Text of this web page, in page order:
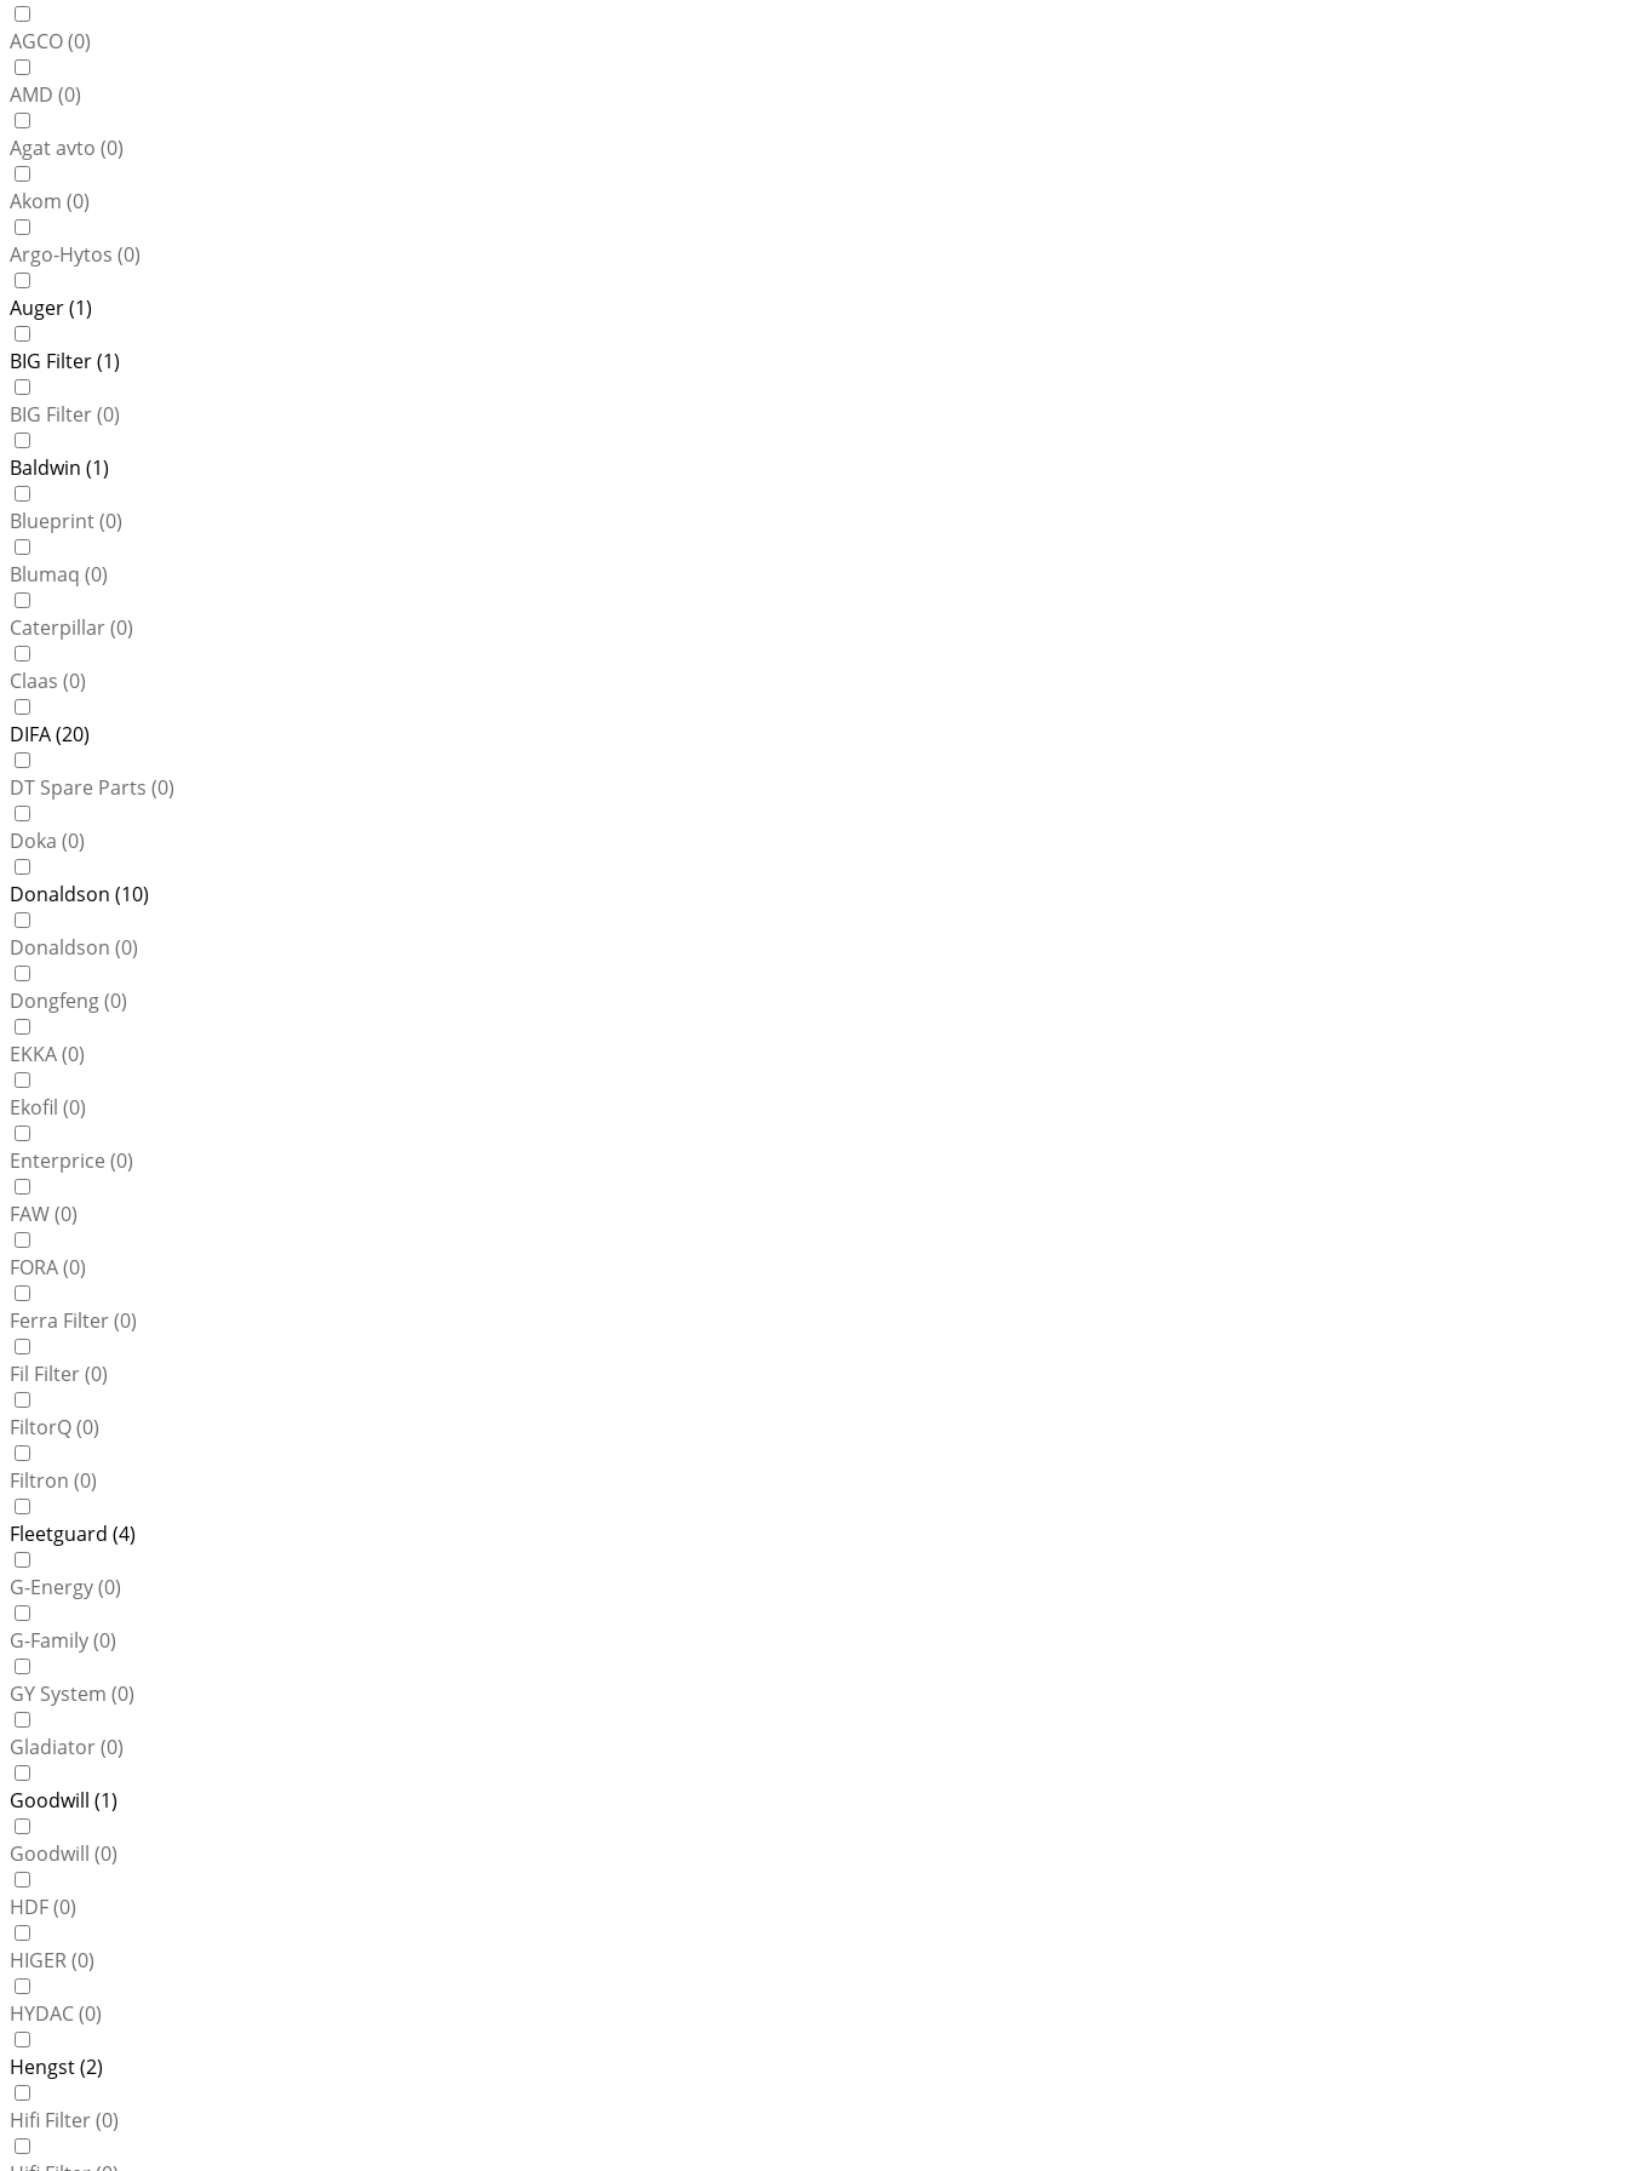
AGCO (0)
AMD (0)
Agat avto (0)
Akom (0)
Argo-Hytos (0)
Auger (1)
BIG Filter (1)
BIG Filter (0)
Baldwin (1)
Blueprint (0)
Blumaq (0)
Caterpillar (0)
Claas (0)
DIFA (20)
DT Spare Parts (0)
Doka (0)
Donaldson (10)
Donaldson (0)
Dongfeng (0)
EKKA (0)
Ekofil (0)
Enterprice (0)
FAW (0)
FORA (0)
Ferra Filter (0)
Fil Filter (0)
FiltorQ (0)
Filtron (0)
Fleetguard (4)
G-Energy (0)
G-Family (0)
GY System (0)
Gladiator (0)
Goodwill (1)
Goodwill (0)
HDF (0)
HIGER (0)
HYDAC (0)
Hengst (2)
Hifi Filter (0)